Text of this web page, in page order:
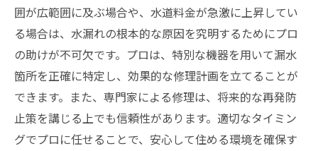
囲が広範囲に及ぶ場合や、水道料金が急激に上昇してい
る場合は、水漏れの根本的な原因を究明するためにプロ
の助けが不可欠です。プロは、特別な機器を用いて漏水
箇所を正確に特定し、効果的な修理計画を立てることが
できます。また、専門家による修理は、将来的な再発防
止策を講じる上でも信頼性があります。適切なタイミン
グでプロに任せることで、安心して住める環境を確保す